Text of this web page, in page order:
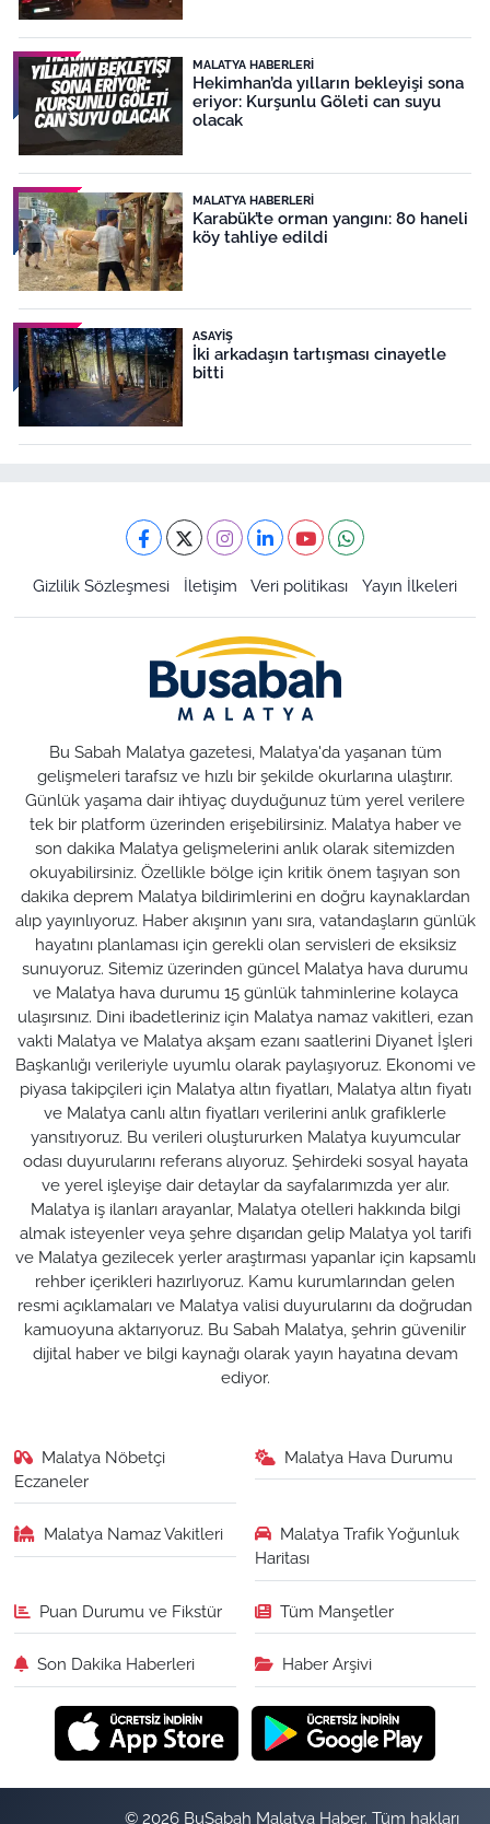
MALATYA HABERLERI
Hekimhan’da yılların bekleyişi sona
eriyor: Kurşunlu Göleti can suyu
olacak
MALATYA HABERLERI
Karabük’te orman yangını: 80 haneli
köy tahliye edildi
ASAYIŞ
İki arkadaşın tartışması cinayetle
bitti
Gizlilik Sözleşmesi İletişim Veri politikası Yayın İlkeleri
Bu Sabah Malatya gazetesi, Malatya'da yaşanan tüm
gelişmeleri tarafsız ve hızlı bir şekilde okurlarına ulaştırır.
Günlük yaşama dair ihtiyaç duyduğunuz tüm yerel verilere
tek bir platform üzerinden erişebilirsiniz. Malatya haber ve
son dakika Malatya gelişmelerini anlık olarak sitemizden
okuyabilirsiniz. Özellikle bölge için kritik önem taşıyan son
dakika deprem Malatya bildirimlerini en doğru kaynaklardan
alıp yayınlıyoruz. Haber akışının yanı sıra, vatandaşların günlük
hayatını planlaması için gerekli olan servisleri de eksiksiz
sunuyoruz. Sitemiz üzerinden güncel Malatya hava durumu
ve Malatya hava durumu 15 günlük tahminlerine kolayca
ulaşırsınız. Dini ibadetleriniz için Malatya namaz vakitleri, ezan
vakti Malatya ve Malatya akşam ezanı saatlerini Diyanet İşleri
Başkanlığı verileriyle uyumlu olarak paylaşıyoruz. Ekonomi ve
piyasa takipçileri için Malatya altın fiyatları, Malatya altın fiyatı
ve Malatya canlı altın fiyatları verilerini anlık grafiklerle
yansıtıyoruz. Bu verileri oluştururken Malatya kuyumcular
odası duyurularını referans alıyoruz. Şehirdeki sosyal hayata
ve yerel işleyişe dair detaylar da sayfalarımızda yer alır.
Malatya iş ilanları arayanlar, Malatya otelleri hakkında bilgi
almak isteyenler veya şehre dışarıdan gelip Malatya yol tarifi
ve Malatya gezilecek yerler araştırması yapanlar için kapsamlı
rehber içerikleri hazırlıyoruz. Kamu kurumlarından gelen
resmi açıklamaları ve Malatya valisi duyurularını da doğrudan
kamuoyuna aktarıyoruz. Bu Sabah Malatya, şehrin güvenilir
dijital haber ve bilgi kaynağı olarak yayın hayatına devam
ediyor.
Malatya Nöbetçi
Eczaneler
Malatya Hava Durumu
Malatya Namaz Vakitleri
Malatya Trafik Yoğunluk
Haritası
Puan Durumu ve Fikstür Tüm Manşetler
Son Dakika Haberleri Haber Arşivi
© 2026 BuSabah Malatya Haber. Tüm hakları